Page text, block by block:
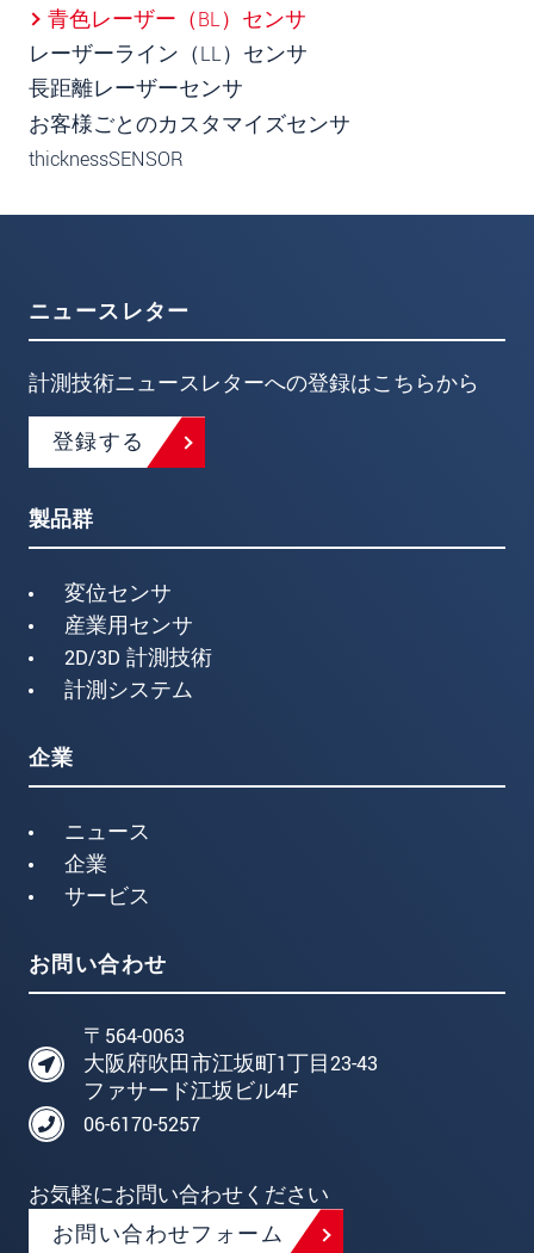
青色レーザー（BL）センサ
レーザーライン（LL）センサ
長距離レーザーセンサ
お客様ごとのカスタマイズセンサ
thicknessSENSOR
ニュースレター
計測技術ニュースレターへの登録はこちらから
登録する
製品群
変位センサ
産業用センサ
2D/3D 計測技術
計測システム
企業
ニュース
企業
サービス
お問い合わせ
〒564-0063
大阪府吹田市江坂町1丁目23-43
ファサード江坂ビル4F
06-6170-5257
お気軽にお問い合わせください
お問い合わせフォーム